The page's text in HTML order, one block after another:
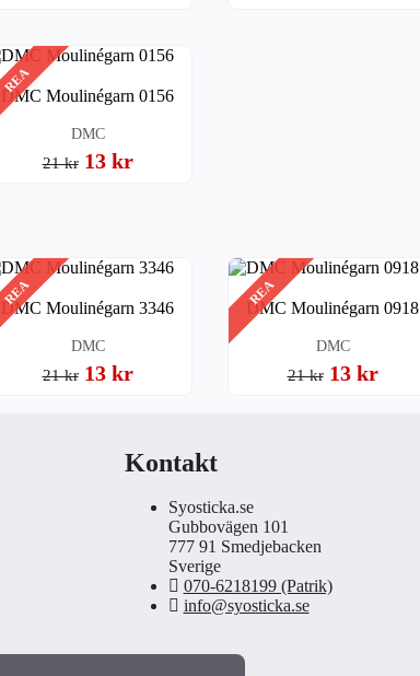
REA
DMC Moulinégarn 0156
DMC
21 kr 13 kr
REA
DMC Moulinégarn 3346
DMC
21 kr 13 kr
REA
DMC Moulinégarn 0918
DMC
21 kr 13 kr
Kontakt
Syosticka.se
Gubbovägen 101
777 91 Smedjebacken
Sverige
070-6218199 (Patrik)
info@syosticka.se